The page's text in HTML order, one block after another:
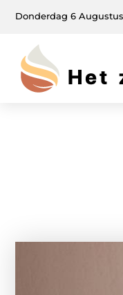
Donderdag 6